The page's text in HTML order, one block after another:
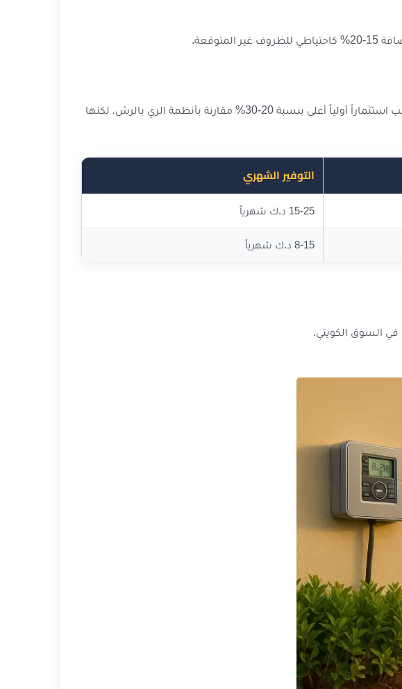
يختلف سعر تركيب نظام الري بالتنقيط عن نظام الري بالرش بشكل ملحوظ. أنظمة الري بالتنقيط تتطلب استثماراً أولياً أعلى بنسبة 20-30% مقارنة بأنظمة الري بالرش، لكنها
التوفير الشهري
15-25 د.ك شهرياً
8-15 د.ك شهرياً
في السوق الكويتي.